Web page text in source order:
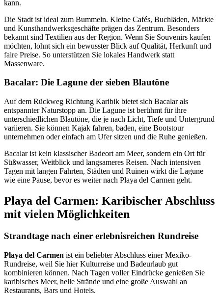
kann.
Die Stadt ist ideal zum Bummeln. Kleine Cafés, Buchläden, Märkte
und Kunsthandwerksgeschäfte prägen das Zentrum. Besonders
bekannt sind Textilien aus der Region. Wenn Sie Souvenirs kaufen
möchten, lohnt sich ein bewusster Blick auf Qualität, Herkunft und
faire Preise. So unterstützen Sie lokales Handwerk statt
Massenware.
Bacalar: Die Lagune der sieben Blautöne
Auf dem Rückweg Richtung Karibik bietet sich Bacalar als
entspannter Naturstopp an. Die Lagune ist berühmt für ihre
unterschiedlichen Blautöne, die je nach Licht, Tiefe und Untergrund
variieren. Sie können Kajak fahren, baden, eine Bootstour
unternehmen oder einfach am Ufer sitzen und die Ruhe genießen.
Bacalar ist kein klassischer Badeort am Meer, sondern ein Ort für
Süßwasser, Weitblick und langsameres Reisen. Nach intensiven
Tagen mit langen Fahrten, Städten und Ruinen wirkt die Lagune
wie eine Pause, bevor es weiter nach Playa del Carmen geht.
Playa del Carmen: Karibischer Abschluss
mit vielen Möglichkeiten
Strandtage nach einer erlebnisreichen Rundreise
Playa del Carmen ist ein beliebter Abschluss einer Mexiko-
Rundreise, weil Sie hier Kulturreise und Badeurlaub gut
kombinieren können. Nach Tagen voller Eindrücke genießen Sie
karibisches Meer, helle Strände und eine große Auswahl an
Restaurants, Bars und Hotels.